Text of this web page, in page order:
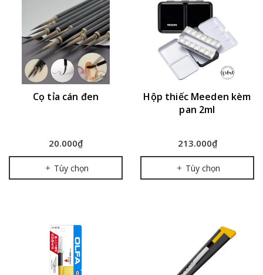
Cọ tỉa cán đen
20.000₫
Tùy chọn
Hộp thiếc Meeden kèm
pan 2ml
213.000₫
Tùy chọn